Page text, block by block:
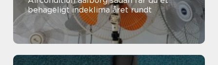
behageligt indeklima året rundt